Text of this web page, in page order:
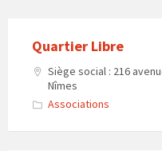
Quartier Libre
Siège social : 216
Nîmes
Associations